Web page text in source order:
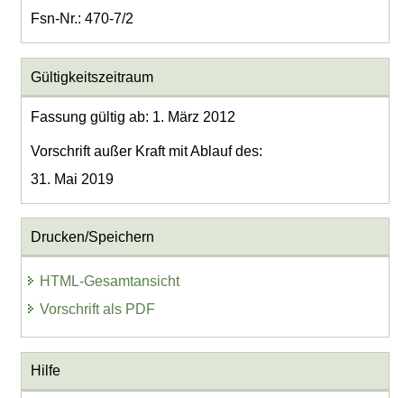
Fsn-Nr.: 470-7/2
Gültigkeitszeitraum
Fassung gültig ab: 1. März 2012
Vorschrift außer Kraft mit Ablauf des:
31. Mai 2019
Drucken/Speichern
HTML-Gesamtansicht
Vorschrift als PDF
Hilfe